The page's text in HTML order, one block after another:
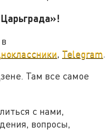
Telegram
Там все самое
с нами,
вопросы,